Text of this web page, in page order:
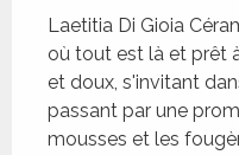
Laetitia Di Gioia
où tout est là et prêt
et doux, s'invitant
passant par une
mousses et les